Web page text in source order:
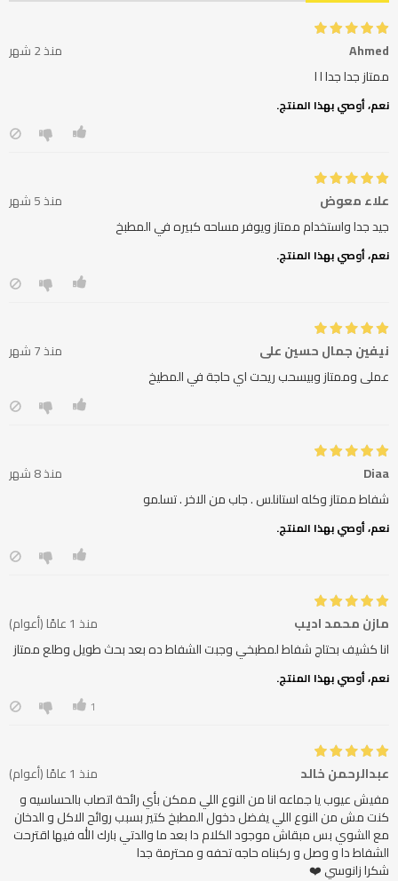
Ahmed
منذ 2 شهر
ممتاز جدا جدا ا ا
نعم، أوصي بهذا المنتج.
علاء معوض
منذ 5 شهر
جيد جدا واستخدام ممتاز ويوفر مساحه كبيره في المطبخ
نعم، أوصي بهذا المنتج.
نيفين جمال حسين علي
منذ 7 شهر
عملى وممتاز وبيسحب ريحت اي حاجة في المطيخ
Diaa
منذ 8 شهر
شفاط ممتاز وكله استانلس . جاب من الاخر . تسلمو
نعم، أوصي بهذا المنتج.
مازن محمد اديب
منذ 1 عامًا (أعوام)
انا كشيف بحتاج شفاط لمطبخي وجبت الشفاط ده بعد بحث طويل وطلع ممتاز
نعم، أوصي بهذا المنتج.
1
عبدالرحمن خالد
منذ 1 عامًا (أعوام)
مفيش عيوب يا جماعه انا من النوع اللي ممكن بأي رائحة اتصاب بالحساسيه و
كنت مش من النوع اللي يفضل دخول المطبخ كتير بسبب روائح الاكل و الدخان
مع الشوي بس مبقاش موجود الكلام دا بعد ما والدتي بارك الله فيها اقترحت
شكرا زانوسي ❤️